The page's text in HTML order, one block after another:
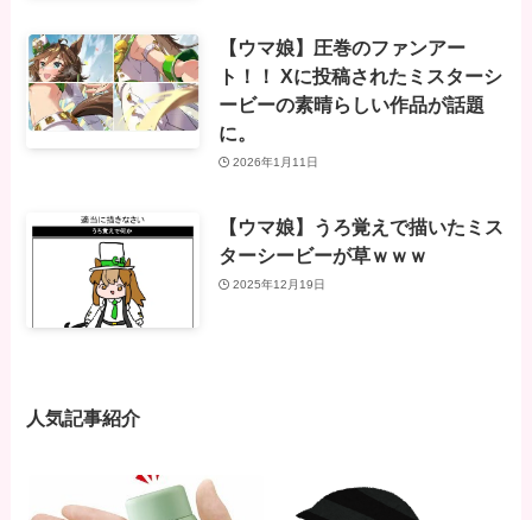
【ウマ娘】圧巻のファンアー
ト！！ Xに投稿されたミスターシ
ービーの素晴らしい作品が話題
に。
2026年1月11日
【ウマ娘】うろ覚えで描いたミス
ターシービーが草ｗｗｗ
2025年12月19日
人気記事紹介